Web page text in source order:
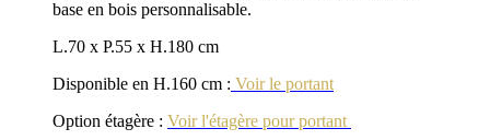
base en bois personnalisable.
L.70 x P.55 x H.180 cm
Disponible en H.160 cm : Voir le portant
Option étagère : Voir l'étagère pour portant